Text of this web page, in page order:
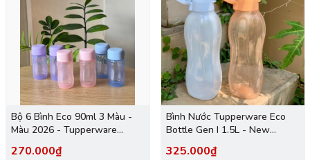
Bộ 6 Bình Eco 90ml 3 Màu -
Màu 2026 - Tupperware
Trung Chính Hãng
270.000₫
Bình Nước Tupperware Eco
Bottle Gen I 1.5L - New
Tupperware
325.000₫